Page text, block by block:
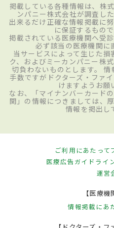
掲載している各種情報は、株
ンパニー株式会社が調査し
出来るだけ正確な情報掲載に
に保証するもの
掲載されている医療機関へ受
必ず該当の医療機関に
当サービスによって生じた損
ク、およびミーカンパニー株
切負わないものとします。
手数ですがドクターズ・ファ
けますようお願
なお、「マイナンバーカード
関」の情報につきましては、
情報を掲出し
ご利用にあたって
医療広告ガイドライ
運営
【医療機
情報掲載にあ